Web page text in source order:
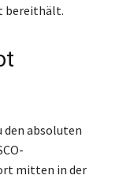
bereithält.
den absoluten
mitten in der